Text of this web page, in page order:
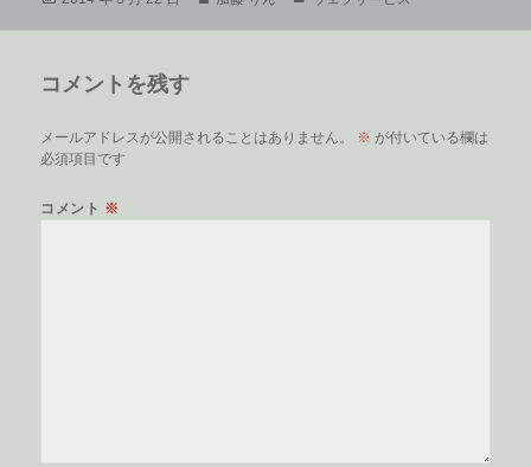
コメントを残す
メールアドレスが公開されることはありません。 ※ が付いている欄は
必須項目です
コメント ※